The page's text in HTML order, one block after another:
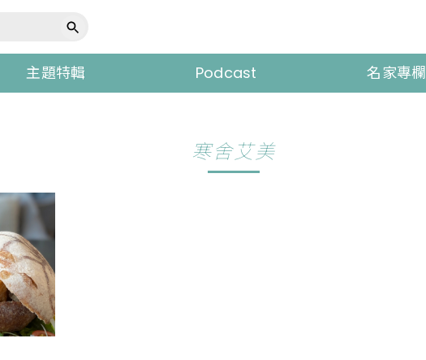
主題特輯 Podcast 名家專欄
寒舍艾美